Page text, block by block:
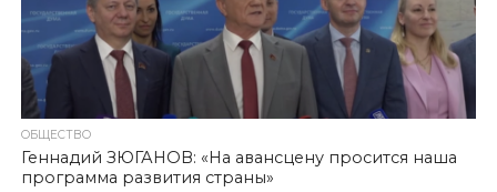
ОБЩЕСТВО
Геннадий ЗЮГАНОВ: «На авансцену просится наша
программа развития страны»